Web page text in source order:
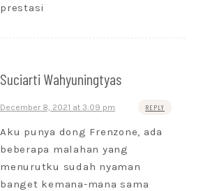
prestasi
Suciarti Wahyuningtyas
December 8, 2021 at 3:09 pm REPLY
Aku punya dong Frenzone, ada
beberapa malahan yang
menurutku sudah nyaman
banget kemana-mana sama